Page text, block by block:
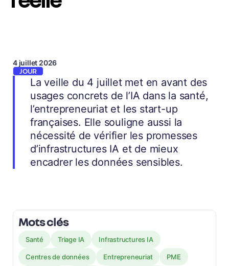
JOUR
La veille du 4 juillet met en avant des
usages concrets de l’IA dans la santé,
l’entrepreneuriat et les start-up
françaises. Elle souligne aussi la
nécessité de vérifier les promesses
d’infrastructures IA et de mieux
encadrer les données sensibles.
4 juillet 2026
Mots clés
Santé Triage IA Infrastructures IA
Centres de données Entrepreneuriat PME